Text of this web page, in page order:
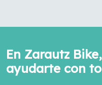
En Zarautz
ayudarte con